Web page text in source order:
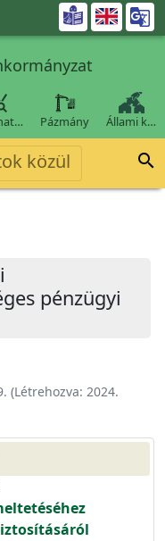

Pázmány Állami k…
közül 
pénzügyi
(Létrehozva: 2024.